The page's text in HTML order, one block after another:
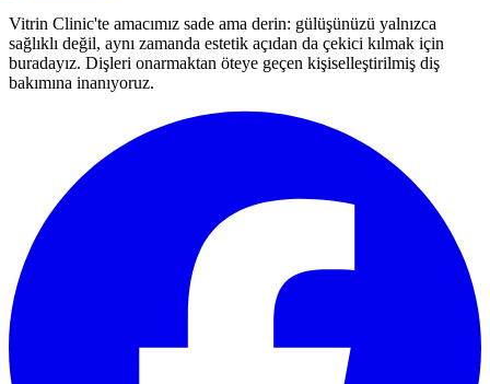
Vitrin Clinic'te amacımız sade ama derin: gülüşünüzü yalnızca
sağlıklı değil, aynı zamanda estetik açıdan da çekici kılmak için
buradayız. Dişleri onarmaktan öteye geçen kişiselleştirilmiş diş
bakımına inanıyoruz.